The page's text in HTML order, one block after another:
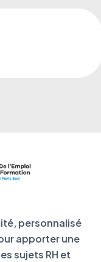
personnalisé
apporter une
sujets RH et